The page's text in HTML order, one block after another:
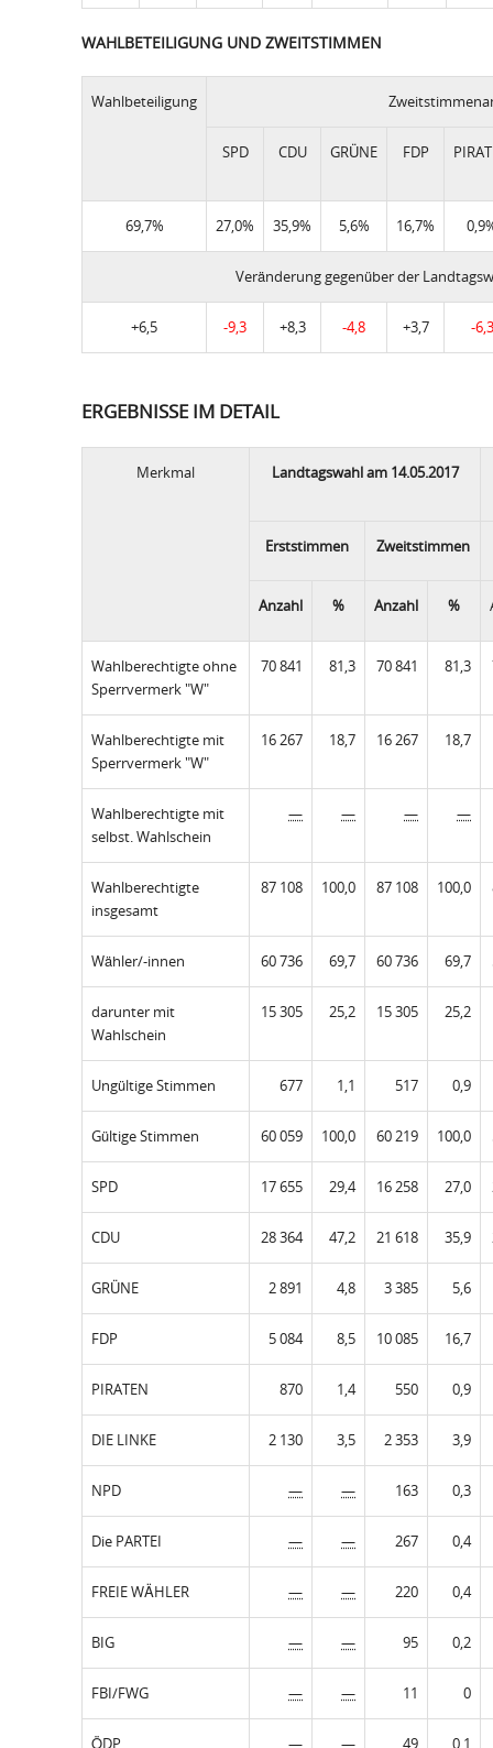
WAHLBETEILIGUNG UND ZWEITSTIMMEN
Wahlbeteiligung
SPD CDU GRÜNE FDP
69,7% 27,0% 35,9% 5,6% 16,7%
Veränderung gegenüber der
+6,5 -9,3 +8,3 -4,8 +3,7 -6,3
ERGEBNISSE IM DETAIL
Merkmal Landtagswahl am 14.05.2017
Erststimmen Zweitstimmen
Anzahl % Anzahl %
Wahlberechtigte ohne
Sperrvermerk "W"
70 841 81,3 70 841 81,3
Wahlberechtigte mit
Sperrvermerk "W"
16 267 18,7 16 267 18,7
Wahlberechtigte mit
selbst. Wahlschein
— — — —
Wahlberechtigte
insgesamt
87 108 100,0 87 108 100,0
Wähler/-innen 60 736 69,7 60 736 69,7
darunter mit
Wahlschein
15 305 25,2 15 305 25,2
Ungültige Stimmen 677 1,1 517 0,9
Gültige Stimmen 60 059 100,0 60 219 100,0
SPD 17 655 29,4 16 258 27,0
CDU 28 364 47,2 21 618 35,9
GRÜNE 2 891 4,8 3 385 5,6
FDP 5 084 8,5 10 085 16,7
PIRATEN 870 1,4 550 0,9
DIE LINKE 2 130 3,5 2 353 3,9
NPD — — 163 0,3
Die PARTEI — — 267 0,4
FREIE WÄHLER — — 220 0,4
BIG — — 95 0,2
FBI/FWG — — 11 0
ÖDP — — 49 0,1